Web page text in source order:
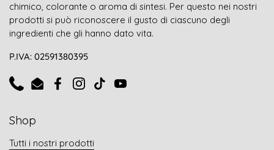
chimico, colorante o aroma di sintesi. Per questo nei nostri
prodotti si può riconoscere il gusto di ciascuno degli
ingredienti che gli hanno dato vita.
P.IVA: 02591380395
PhoneEmailFacebook
Instagram
TikTokYouTube
Shop
Tutti i nostri prodotti